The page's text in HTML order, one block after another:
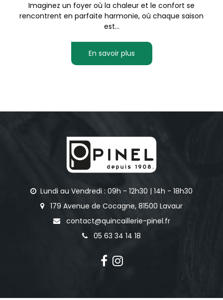
Imaginez un foyer où la chaleur et le confort se
rencontrent en parfaite harmonie, où chaque saison
est...
En savoir plus
Lundi au Vendredi : 09h - 12h30 | 14h - 18h30
179 Avenue de Cocagne, 81500 Lavaur
contact@quincaillerie-pinel.fr
05 63 34 14 18